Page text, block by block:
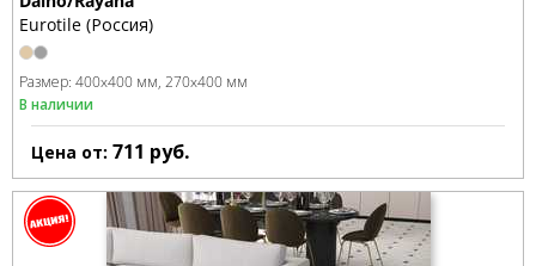
Eurotile (Россия)
Размер: 400x400 мм 270x400 мм
В наличии
Цена от: 711 руб.